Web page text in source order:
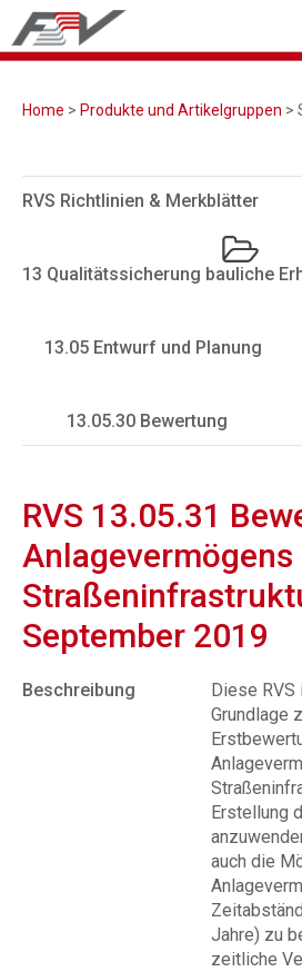
Home > Produkte und Artikelgruppen >
RVS Richtlinien & Merkblätter
13 Qualitätssicherung bauliche
13.05 Entwurf und Planung
13.05.30 Bewertung
RVS 13.05.31
Anlagevermögens
September 2019
Beschreibung
Diese
Grundlage
Erstellung
auch die
Jahre) zu
zeitliche